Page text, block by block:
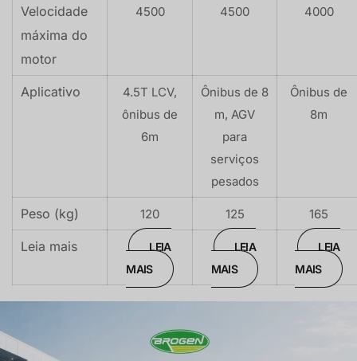
Velocidade
máxima do
motor
4500 4500 4000
Aplicativo
4.5T LCV,
ônibus de
6m
Ônibus de 8
m, AGV
para
serviços
pesados
Ônibus de
8m
Peso (kg) 120 125 165
Leia mais
LEIA
MAIS
LEIA
MAIS
LEIA
MAIS